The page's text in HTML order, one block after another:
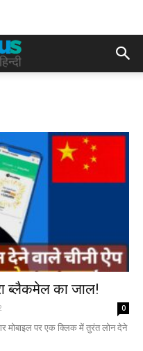
ब्लैकमेल का जाल!
0
मोबाइल पर एक क्लिक में तुरंत लोन देने